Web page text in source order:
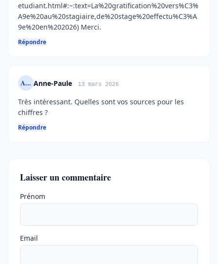
etudiant.html#:~:text=La%20gratification%20vers%C3%
A9e%20au%20stagiaire,de%20stage%20effectu%C3%A
9e%20en%202026) Merci.
Répondre
A... Anne-Paule 13 mars 2026
Très intéressant. Quelles sont vos sources pour les
chiffres ?
Répondre
Laisser un commentaire
Ne pas remplir
Prénom
Email